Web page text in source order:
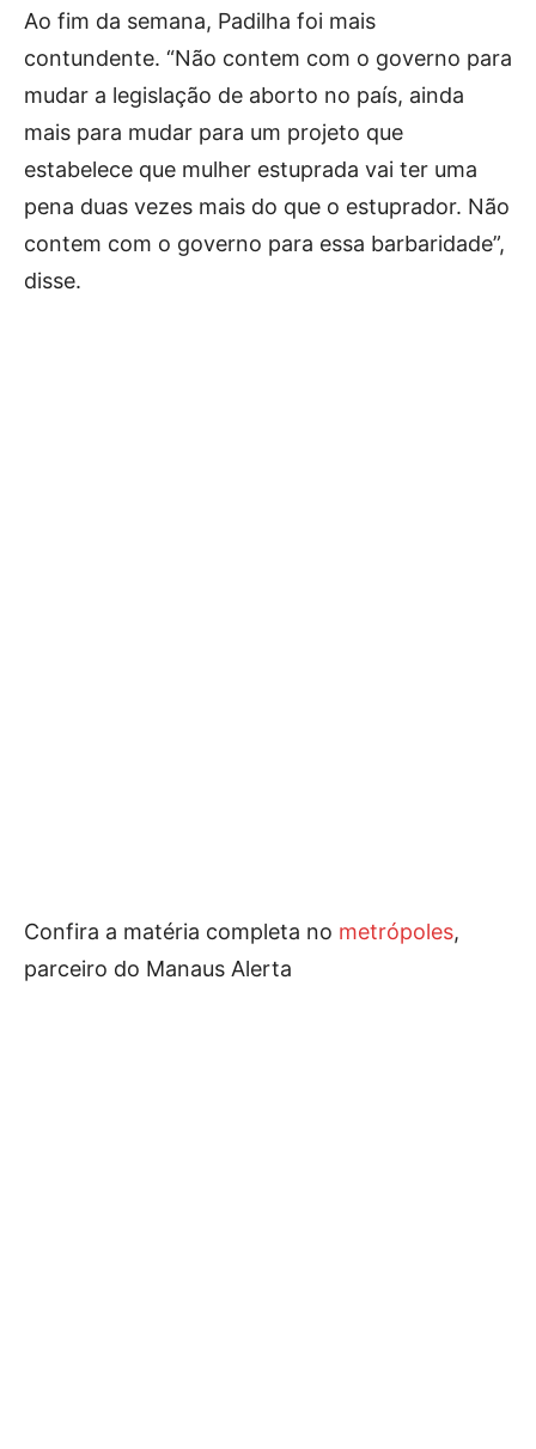
Ao fim da semana, Padilha foi mais
contundente. “Não contem com o governo para
mudar a legislação de aborto no país, ainda
mais para mudar para um projeto que
estabelece que mulher estuprada vai ter uma
pena duas vezes mais do que o estuprador. Não
contem com o governo para essa barbaridade”,
disse.
Confira a matéria completa no metrópoles,
parceiro do Manaus Alerta